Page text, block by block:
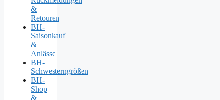
&
Retouren
BH-
Saisonkauf
&
Anlässe
BH-
Schwesterngrößen
BH-
Shop
&